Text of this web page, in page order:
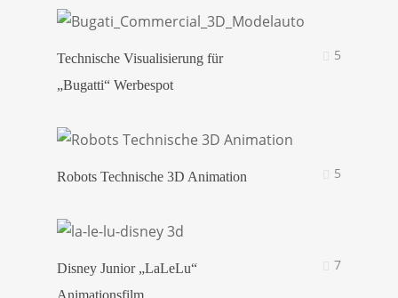
Technische Visualisierung für
„Bugatti“ Werbespot
5
Robots Technische 3D Animation 5
Disney Junior „LaLeLu“
Animationsfilm
7